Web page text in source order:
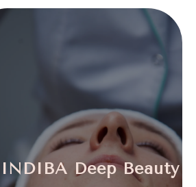
4
INDIBA Deep Beauty